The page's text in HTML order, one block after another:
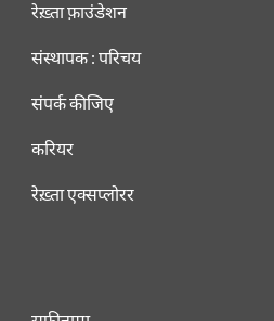
रेख़्ता फ़ाउंडेशन
संस्थापक : परिचय
संपर्क कीजिए
करियर
रेख़्ता एक्सप्लोरर